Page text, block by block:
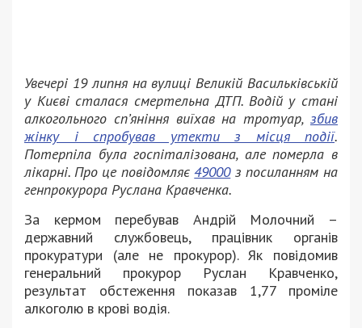
Увечері 19 липня на вулиці Великій Васильківській
у Києві сталася смертельна ДТП. Водій у стані
алкогольного сп’яніння виїхав на тротуар, збив
жінку і спробував утекти з місця події.
Потерпіла була госпіталізована, але померла в
лікарні. Про це повідомляє49000з посиланням на
генпрокурора Руслана Кравченка.
За кермом перебував Андрій Молочний –
державний службовець, працівник органів
прокуратури (але не прокурор). Як повідомив
генеральний прокурор Руслан Кравченко,
результат обстеження показав 1,77 проміле
алкоголю в крові водія.